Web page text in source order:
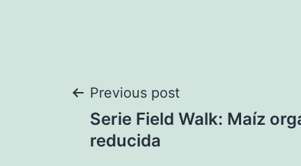
Navegación
de
Previous post
Serie Field Walk: Maíz
reducida